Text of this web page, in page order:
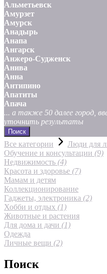
Альметьевск
Амурзет
Амурск
Анадырь
Анапа
Ангарск
Анжеро-Судженск
Анива
Анна
Антипино
Апатиты
Апача
... а также 50 далее город,
уточнить результаты
Поиск
Все категории Люди для
Обучение и консультации (9)
Недвижимость (4)
Красота и здоровье (7)
Мамам и детям
Коллекционирование
Гаджеты, электроника (2)
Хобби и отдых (1)
Животные и растения
Для дома и дачи (1)
Одежда
Личные вещи (2)
Поиск